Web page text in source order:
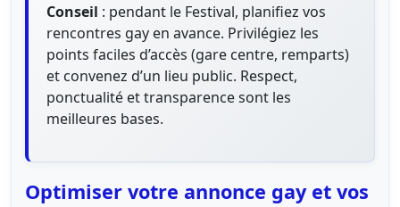
Conseil : pendant le Festival, planifiez vos
rencontres gay en avance. Privilégiez les
points faciles d’accès (gare centre, remparts)
et convenez d’un lieu public. Respect,
ponctualité et transparence sont les
meilleures bases.
Optimiser votre annonce gay et vos